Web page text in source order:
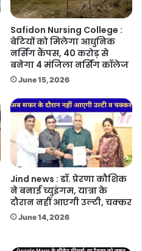
Safidon Nursing College :
बेटियों को मिलेगा आधुनिक
नर्सिंग कैंपस, 40 करोड़ से
बनेगा 4 मंजिला नर्सिंग कॉलेज
June 15, 2026
Jind news : डॉ. प्रेरणा कौशिक
ने बनाई च्युइंगम, यात्रा के
दौरान नहीं आएगी उल्टी, चक्कर
June 14, 2026